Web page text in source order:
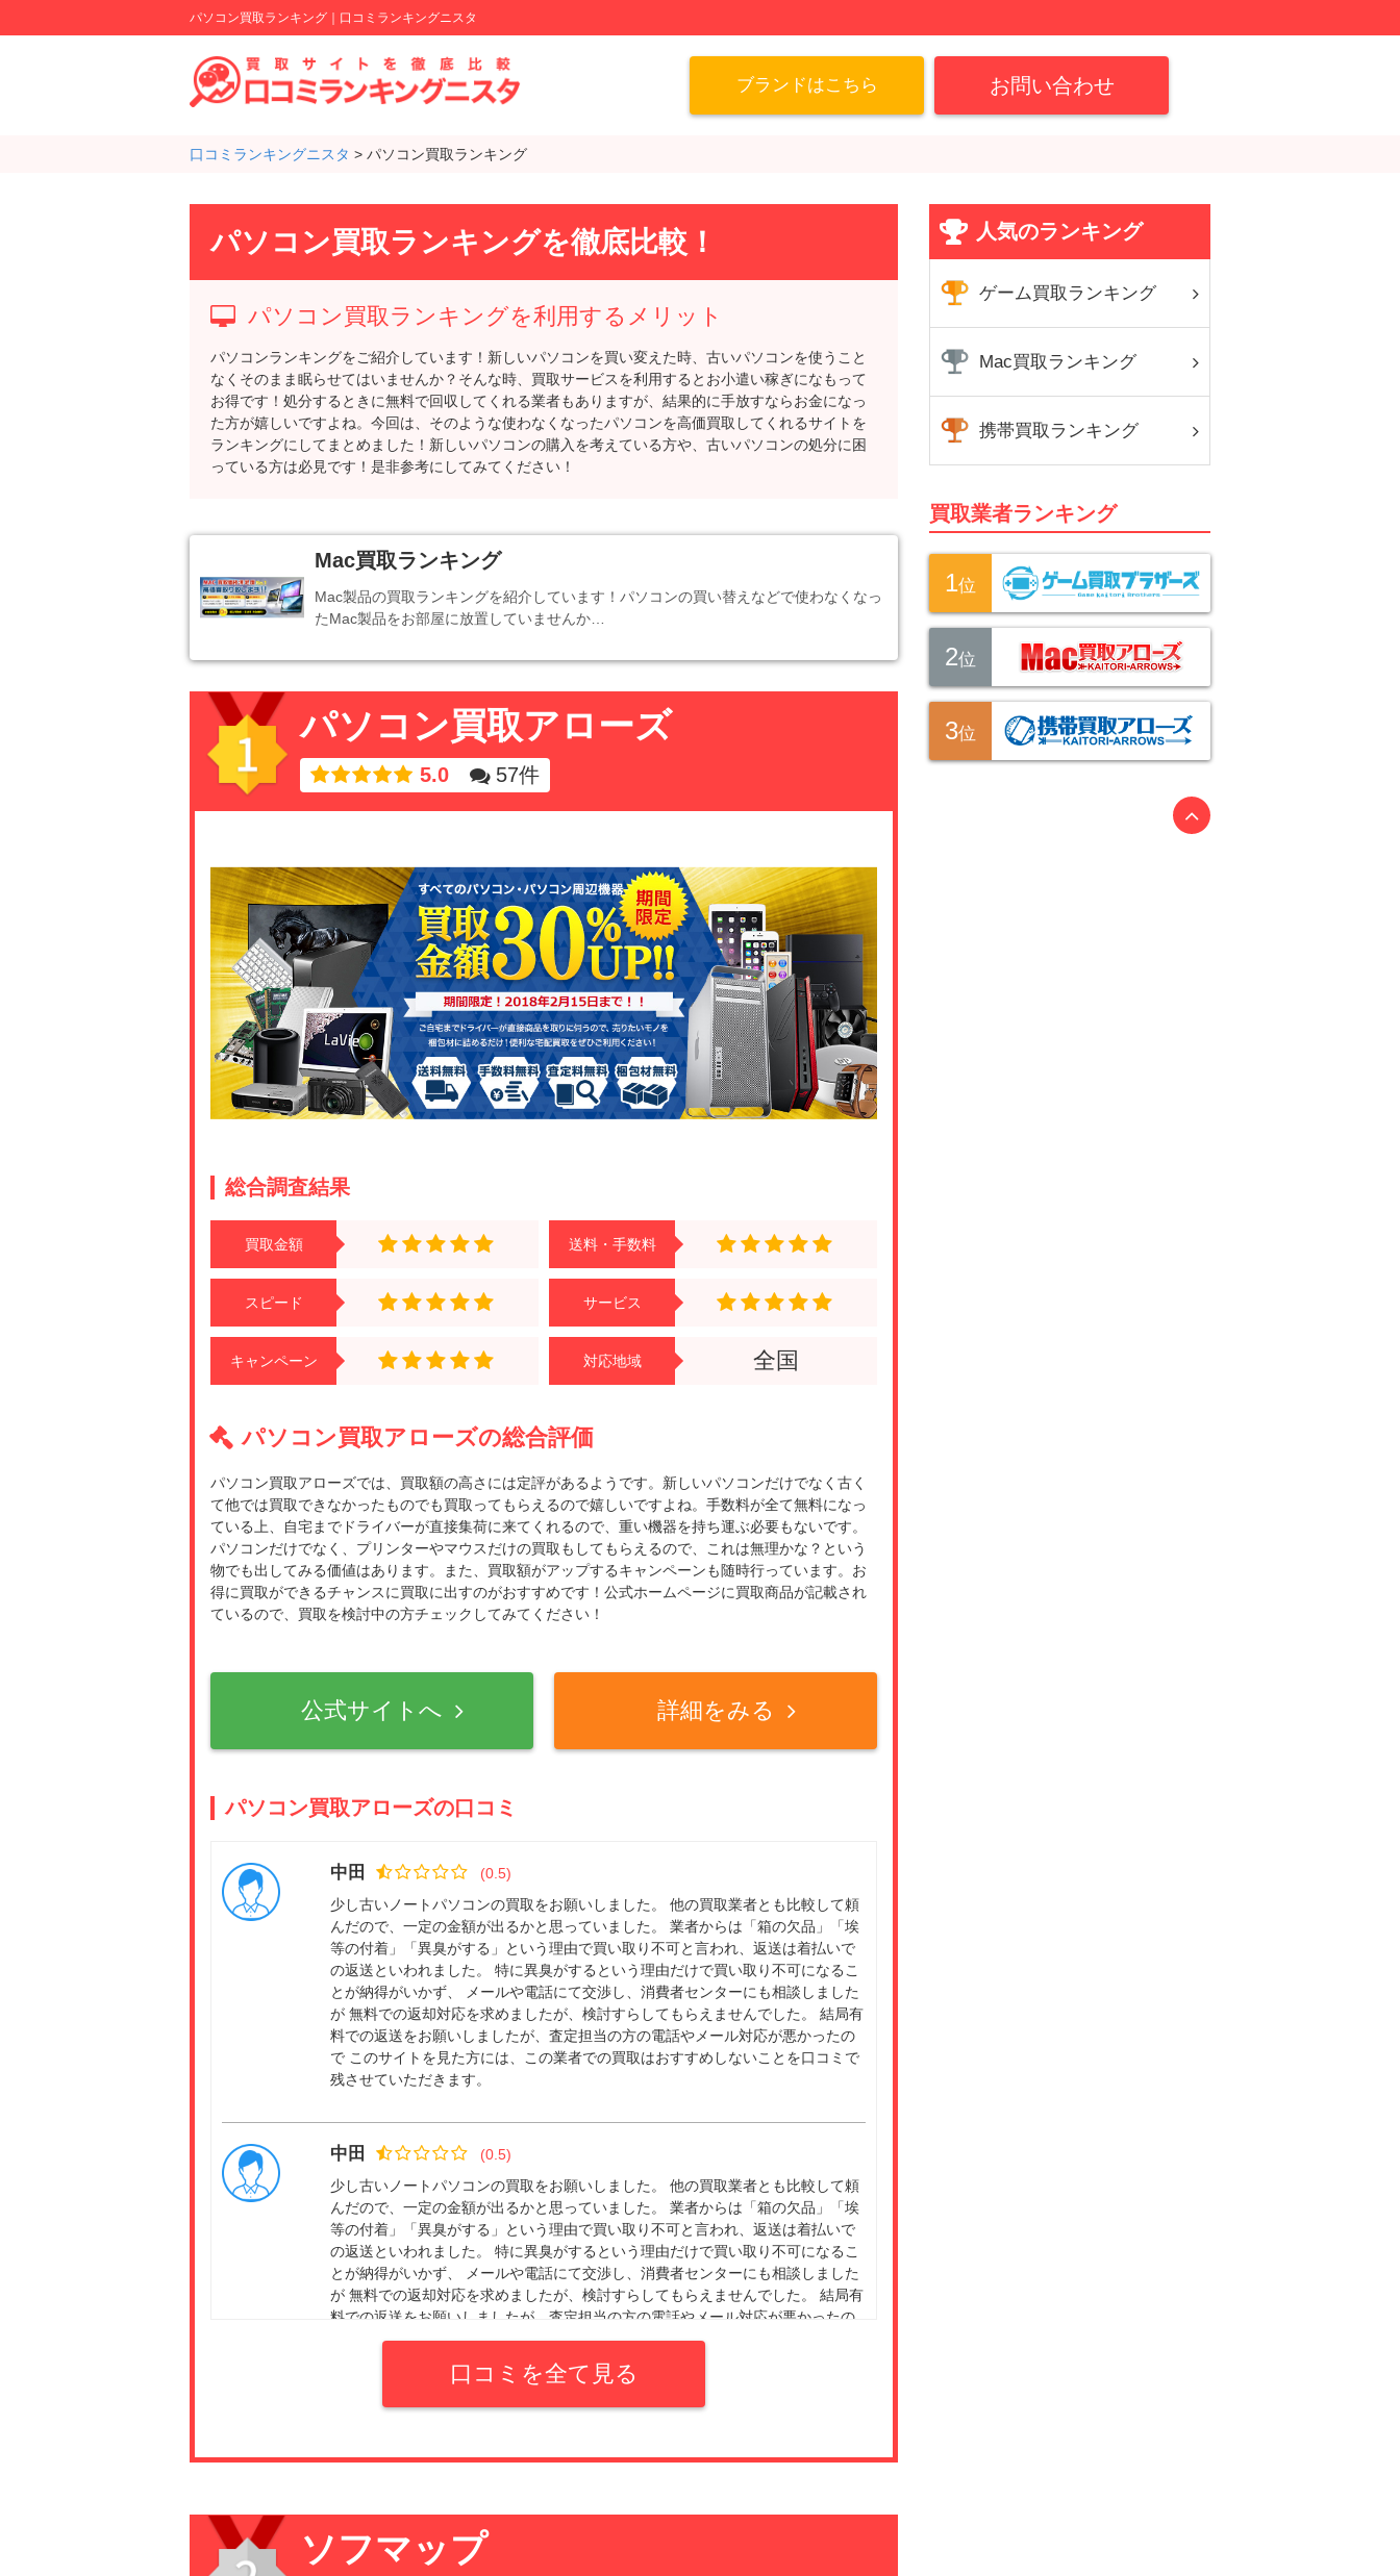
パソコン買取ランキング｜口コミランキングニスタ
ブランドはこちら お問い合わせ
口コミランキングニスタ > パソコン買取ランキング
パソコン買取ランキングを徹底比較！
パソコン買取ランキングを利用するメリット
パソコンランキングをご紹介しています！新しいパソコンを買い変えた時、古いパソコンを使うこと
なくそのまま眠らせてはいませんか？そんな時、買取サービスを利用するとお小遣い稼ぎになもって
お得です！処分するときに無料で回収してくれる業者もありますが、結果的に手放すならお金になっ
た方が嬉しいですよね。今回は、そのような使わなくなったパソコンを高価買取してくれるサイトを
ランキングにしてまとめました！新しいパソコンの購入を考えている方や、古いパソコンの処分に困
っている方は必見です！是非参考にしてみてください！
Mac買取ランキング
Mac製品の買取ランキングを紹介しています！パソコンの買い替えなどで使わなくなっ
たMac製品をお部屋に放置していませんか…
パソコン買取アローズ
5.0 57件
総合調査結果
買取金額 送料・手数料
スピード サービス
キャンペーン 対応地域 全国
パソコン買取アローズの総合評価
パソコン買取アローズでは、買取額の高さには定評があるようです。新しいパソコンだけでなく古く
て他では買取できなかったものでも買取ってもらえるので嬉しいですよね。手数料が全て無料になっ
ている上、自宅までドライバーが直接集荷に来てくれるので、重い機器を持ち運ぶ必要もないです。
パソコンだけでなく、プリンターやマウスだけの買取もしてもらえるので、これは無理かな？という
物でも出してみる価値はあります。また、買取額がアップするキャンペーンも随時行っています。お
得に買取ができるチャンスに買取に出すのがおすすめです！公式ホームページに買取商品が記載され
ているので、買取を検討中の方チェックしてみてください！
公式サイトへ 詳細をみる
パソコン買取アローズの口コミ
中田
(0.5)
少し古いノートパソコンの買取をお願いしました。 他の買取業者とも比較して頼
んだので、一定の金額が出るかと思っていました。 業者からは「箱の欠品」「埃
等の付着」「異臭がする」という理由で買い取り不可と言われ、返送は着払いで
の返送といわれました。 特に異臭がするという理由だけで買い取り不可になるこ
とが納得がいかず、 メールや電話にて交渉し、消費者センターにも相談しました
が 無料での返却対応を求めましたが、検討すらしてもらえませんでした。 結局有
料での返送をお願いしましたが、査定担当の方の電話やメール対応が悪かったの
で このサイトを見た方には、この業者での買取はおすすめしないことを口コミで
残させていただきます。
中田
(0.5)
少し古いノートパソコンの買取をお願いしました。 他の買取業者とも比較して頼
んだので、一定の金額が出るかと思っていました。 業者からは「箱の欠品」「埃
等の付着」「異臭がする」という理由で買い取り不可と言われ、返送は着払いで
の返送といわれました。 特に異臭がするという理由だけで買い取り不可になるこ
とが納得がいかず、 メールや電話にて交渉し、消費者センターにも相談しました
が 無料での返却対応を求めましたが、検討すらしてもらえませんでした。 結局有
料での返送をお願いしましたが、査定担当の方の電話やメール対応が悪かったの
で このサイトを見た方には、この業者での買取はおすすめしないことを口コミで
少し古いノートパソコンの買取をお願いしました。 他の買取業者とも比較して頼
の返送といわれました。 特に異臭がするという理由だけで買い取り不可になるこ
とが納得がいかず、 メールや電話にて交渉し、消費者センターにも相談しました
口コミを全て見る
ソフマップ
人気のランキング
ゲーム買取ランキング
Mac買取ランキング
携帯買取ランキング
買取業者ランキング
1位
2位
3位